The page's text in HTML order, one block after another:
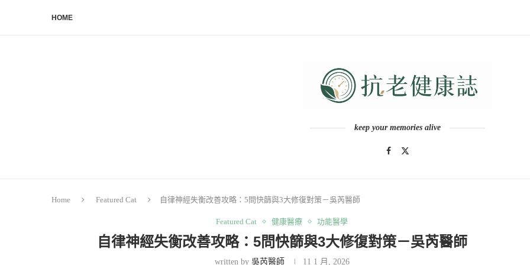
HOME
keep your memories alive
Home Featured Cat 自律神經失衡改善攻略：5問快篩與3大修復對策－吳芮醫師
Featured Cat 健康醫療 功能醫學
自律神經失衡改善攻略：5問快篩與3大修復對策－吳芮醫師
written by 吳芮醫師 11 1 月, 2026